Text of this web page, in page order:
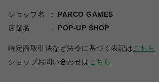
ショップ名
PARCO GAMES
店舗名
POP-UP SHOP
特定商取引法など法令に基づく表記は こちら
ショップお問い合わせは こちら